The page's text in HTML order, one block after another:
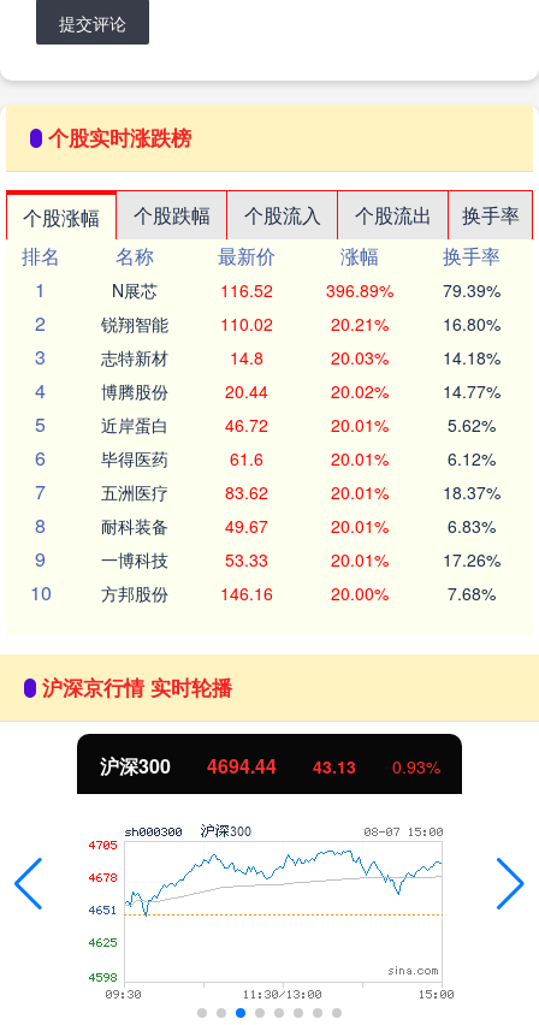
提交评论
个股实时涨跌榜
个股涨幅 个股跌幅 个股流入 个股流出
换手率
排名
名称 最新价 涨幅
换手率
1
N展芯 116.52 396.89% 79.39%
2 锐翔智能 110.02 20.21% 16.80%
3 志特新材 14.8 20.03% 14.18%
4 博腾股份 20.44 20.02% 14.77%
5 近岸蛋白 46.72 20.01% 5.62%
6 毕得医药 61.6 20.01% 6.12%
7 五洲医疗 83.62 20.01% 18.37%
8 耐科装备 49.67 20.01% 6.83%
9 一博科技 53.33 20.01% 17.26%
10 方邦股份 146.16 20.00% 7.68%
沪深京行情 实时轮播
北证50 1134.24 11.37 1.01%